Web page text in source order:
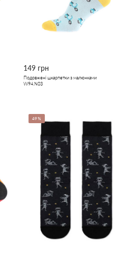
149 грн
Подовжені шкарпетки з малюнками
W94.N03
49%